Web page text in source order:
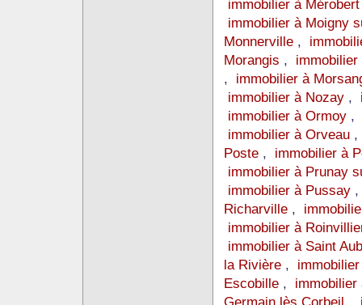
immobilier à
immobilier à Moigny
Monnerville ,
Morangis ,
, immobilier à
immobilier à Nozay ,
immobilier à Ormoy ,
immobilier à Orveau
Poste , immobilier à
immobilier à Prunay
immobilier à Pussay
Richarville ,
immobilier à
immobilier à Saint
la Rivière ,
Escobille ,
Germain lès Corbeil ,